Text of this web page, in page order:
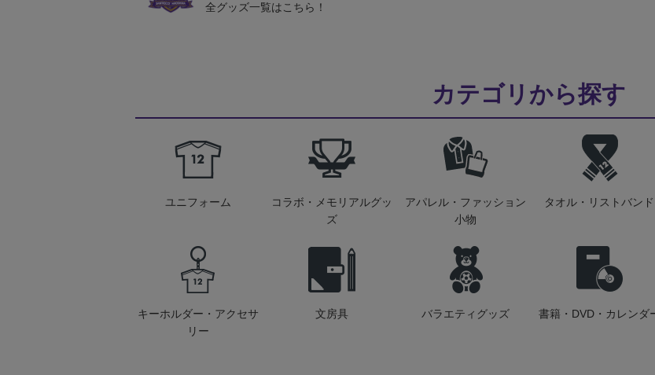
全グッズ一覧はこちら！
カテゴリから探す
ユニフォーム
コラボ・メモリアルグッ
ズ
アパレル・ファッション
小物
タオル・リストバンド
キーホルダー・アクセサ
リー
文房具 バラエティグッズ 書籍・DVD・カレンダ